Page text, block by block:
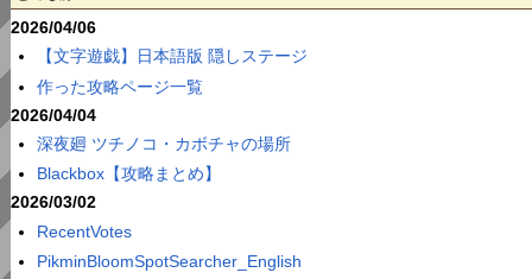
2026/04/06
【文字遊戯】日本語版 隠しステージ
作った攻略ページ一覧
2026/04/04
深夜廻 ツチノコ・カボチャの場所
Blackbox【攻略まとめ】
2026/03/02
RecentVotes
PikminBloomSpotSearcher_English